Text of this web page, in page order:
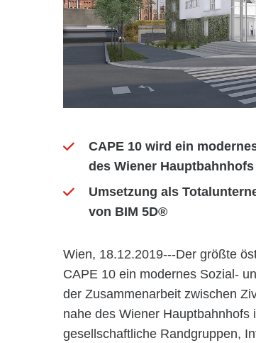
CAPE 10 wird ein
des Wiener Hauptbahnhofs
Umsetzung als
von BIM 5D®
Wien, 18.12.2019---Der größte
CAPE 10 ein modernes Sozial-
der Zusammenarbeit zwischen
nahe des Wiener
gesellschaftliche Randgruppen,